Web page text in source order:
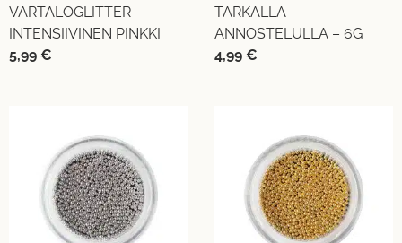
VARTALOGLITTER –
INTENSIIVINEN PINKKI
5,99 €
TARKALLA
ANNOSTELULLA – 6G
4,99 €